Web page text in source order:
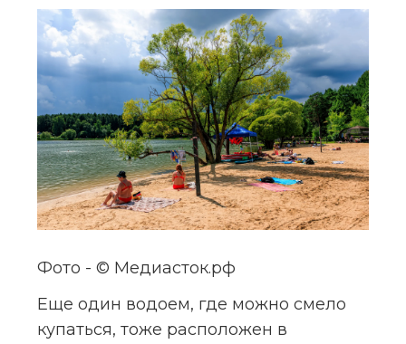
Фото - © Медиасток.рф
Еще один водоем, где можно смело
купаться, тоже расположен в